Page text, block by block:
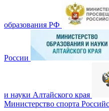
образования РФ
России
и науки Алтайского края
Министерство спорта